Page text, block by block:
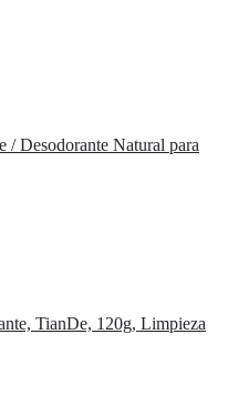
/ Desodorante Natural para
TianDe, 120g, Limpieza